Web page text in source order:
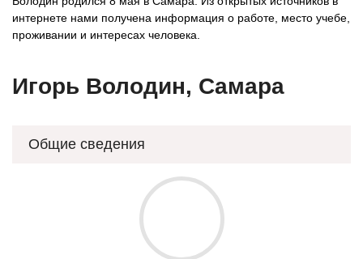
интернете нами получена информация о работе, место учебе,
проживании и интересах человека.
Игорь Володин, Самара
Общие сведения